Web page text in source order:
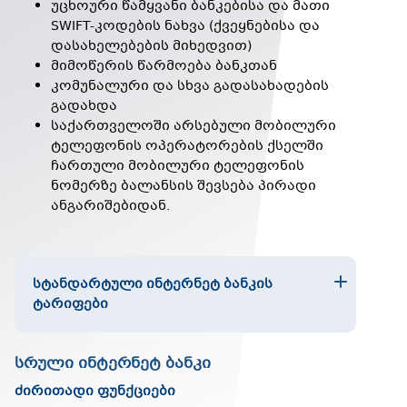
უცხოური წამყვანი ბანკებისა და მათი
SWIFT-კოდების ნახვა (ქვეყნებისა და
დასახელებების მიხედვით)
მიმოწერის წარმოება ბანკთან
კომუნალური და სხვა გადასახადების
გადახდა
საქართველოში არსებული მობილური
ტელეფონის ოპერატორების ქსელში
ჩართული მობილური ტელეფონის
ნომერზე ბალანსის შევსება პირადი
ანგარიშებიდან.
ᲡᲢᲐᲜᲓᲐᲠᲢᲣᲚᲘ ᲘᲜᲢᲔᲠᲜᲔᲢ ᲑᲐᲜᲙᲘᲡ
ᲢᲐᲠᲘᲤᲔᲑᲘ
სრული ინტერნეტ ბანკი
ძირითადი ფუნქციები